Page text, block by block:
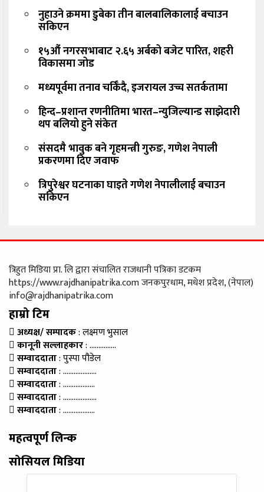
नुहाउने क्रममा डुबेका तीन बालबालिकालाई बचाउन
सकिएन
१५औं नगरसभाबाट २.६५ अर्बको बजेट पारित, शहरी
विकासमा जोड
मध्यपूर्वमा तनाव चर्किँदै, इजरायल उच्च सतर्कतामा
हिन्द–प्रशान्त रणनीतिमा भारत–न्युजिल्यान्ड साझेदारी
थप बलियो हुने संकेत
संसदमै भावुक बने गृहमन्त्री गुरुङ, गणेश नेपाली
प्रकरणमा दिए जवाफ
त्रिपुरेश्वर घटनाका घाइते गणेश नेपालीलाई बचाउन
सकिएन
त्रिहुत मिडिया प्रा. लि द्वारा संचालित राजधानी पत्रिका डटकम
https://www.rajdhanipatrika.com जनकपुरधाम, मधेश प्रदेश, (नेपाल)
info@rajdhanipatrika.com
हाम्रो टिम
अध्यक्ष/ सम्पादक: लक्ष्मण भुसाल
कानूनी सल्लाहकार: ……………
सम्वाददाता: पुस्पा पौडेल
सम्वाददाता: ……………….
सम्वाददाता: ………………
सम्वाददाता: ……………….
सम्वाददाता: ………………
महत्वपूर्ण लिन्क
सोसियल मिडिया